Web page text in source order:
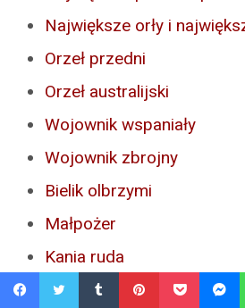
Największe orły i
Orzeł przedni
Orzeł australijski
Wojownik wspaniały
Wojownik zbrojny
Bielik olbrzymi
Małpożer
Kania ruda
Kania czarna